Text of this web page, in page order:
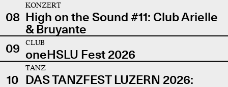
08
KONZERT
High on the Sound #11: Club Arielle
& Bruyante
09
CLUB
oneHSLU Fest 2026
10
TANZ
DAS TANZFEST LUZERN 2026: